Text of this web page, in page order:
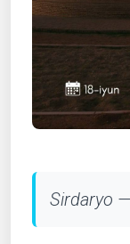
Sirdaryo